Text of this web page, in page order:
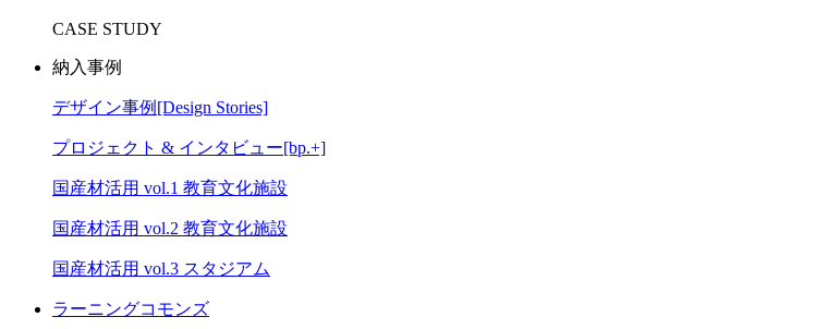
CASE STUDY
納入事例
デザイン事例[Design Stories]
プロジェクト & インタビュー[bp.+]
国産材活用 vol.1 教育文化施設
国産材活用 vol.2 教育文化施設
国産材活用 vol.3 スタジアム
ラーニングコモンズ